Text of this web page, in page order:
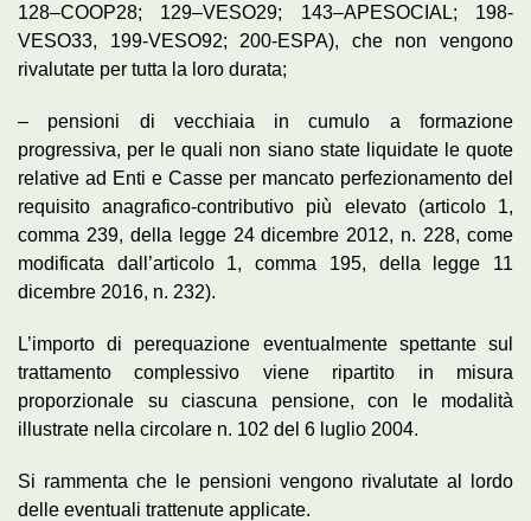
128–COOP28; 129–VESO29; 143–APESOCIAL; 198-
VESO33, 199-VESO92; 200-ESPA), che non vengono
rivalutate per tutta la loro durata;
– pensioni di vecchiaia in cumulo a formazione
progressiva, per le quali non siano state liquidate le quote
relative ad Enti e Casse per mancato perfezionamento del
requisito anagrafico-contributivo più elevato (articolo 1,
comma 239, della legge 24 dicembre 2012, n. 228, come
modificata dall’articolo 1, comma 195, della legge 11
dicembre 2016, n. 232).
L’importo di perequazione eventualmente spettante sul
trattamento complessivo viene ripartito in misura
proporzionale su ciascuna pensione, con le modalità
illustrate nella circolare n. 102 del 6 luglio 2004.
Si rammenta che le pensioni vengono rivalutate al lordo
delle eventuali trattenute applicate.